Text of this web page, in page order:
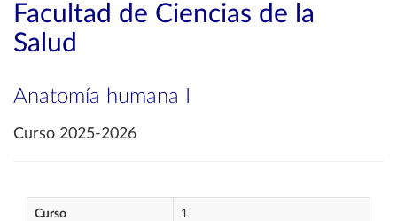
Facultad de Ciencias de la
Salud
Anatomía humana I
Curso 2025-2026
Curso 1